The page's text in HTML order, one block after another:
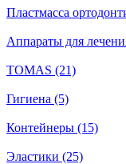
Пластмасса
Аппараты для
TOMAS (21)
Гигиена (5)
Контейнеры (15)
Эластики (25)